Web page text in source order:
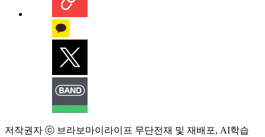
저작권자 ⓒ 브라보마이라이프 무단전재 및 재배포, AI학습